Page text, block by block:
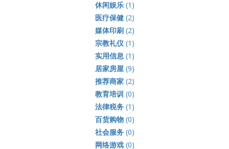
休闲娱乐(1)
医疗保健(2)
媒体印刷(2)
宗教礼仪(1)
实用信息(1)
居家房屋(9)
推荐商家(2)
教育培训 (0)
法律税务(1)
百货购物(0)
社会服务(0)
网络游戏(0)